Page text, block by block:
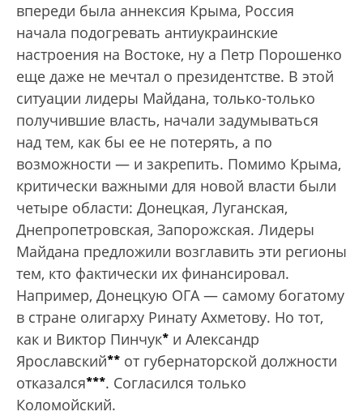
впереди была аннексия Крыма, Россия
начала подогревать антиукраинские
настроения на Востоке, ну а Петр Порошенко
еще даже не мечтал о президентстве. В этой
ситуации лидеры Майдана, только-только
получившие власть, начали задумываться
над тем, как бы ее не потерять, а по
возможности — и закрепить. Помимо Крыма,
критически важными для новой власти были
четыре области: Донецкая, Луганская,
Днепропетровская, Запорожская. Лидеры
Майдана предложили возглавить эти регионы
тем, кто фактически их финансировал.
Например, Донецкую ОГА — самому богатому
в стране олигарху Ринату Ахметову. Но тот,
как и Виктор Пинчук* и Александр
Ярославский** от губернаторской должности
отказался***. Согласился только
Коломойский.